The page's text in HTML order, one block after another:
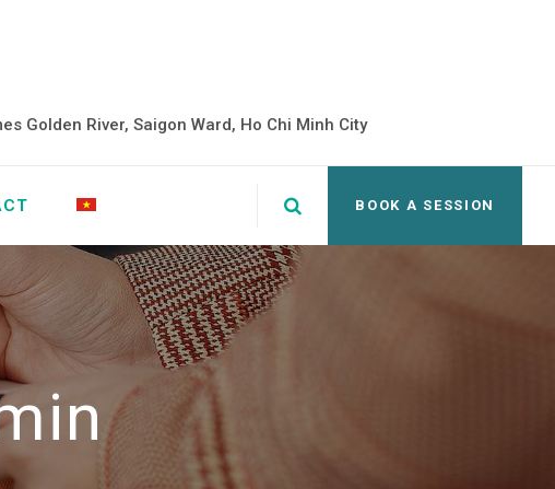
Golden River, Saigon Ward, Ho Chi Minh City
BOOK A SESSION